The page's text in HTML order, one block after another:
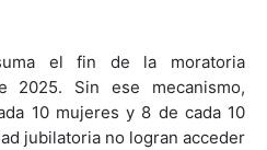
el fin de la moratoria
2025. Sin ese mecanismo,
10 mujeres y 8 de cada 10
jubilatoria no logran acceder